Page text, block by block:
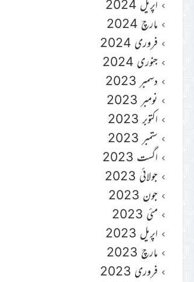
اپریل 2024
مارچ 2024
فروری 2024
جنوری 2024
دسمبر 2023
نومبر 2023
اکتوبر 2023
ستمبر 2023
اگست 2023
جولائی 2023
جون 2023
مئی 2023
اپریل 2023
مارچ 2023
فروری 2023